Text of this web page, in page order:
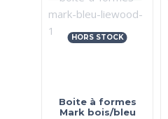
HORS STOCK
Boite à formes
Mark bois/bleu